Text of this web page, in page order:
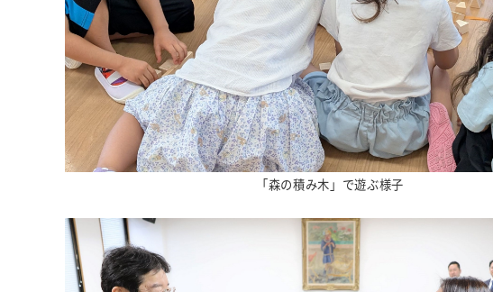
「森の積み木」で遊ぶ様子